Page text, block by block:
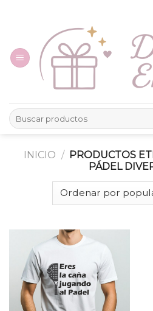
Buscar
por:
INICIO / PRODUCTOS
PÁDEL